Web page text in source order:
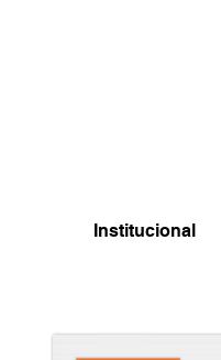
Institucional